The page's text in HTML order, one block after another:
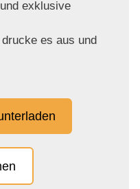
exklusive
es aus und